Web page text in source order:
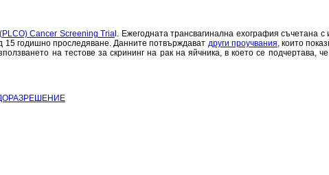
Cancer Screening Trial. Ежегодната трансвагинална ехография съчетана
15 годишно проследяване. Данните потвърждават други проучвания, които
на тестове за скрининг на рак на яйчника, в което се подчертава,